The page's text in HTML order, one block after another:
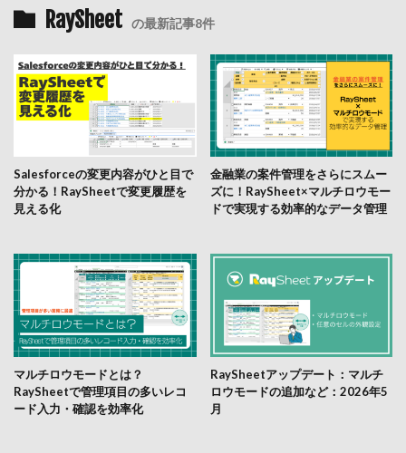
RaySheet の最新記事8件
Salesforceの変更内容がひと目で
分かる！RaySheetで変更履歴を
見える化
金融業の案件管理をさらにスムー
ズに！RaySheet×マルチロウモー
ドで実現する効率的なデータ管理
マルチロウモードとは？
RaySheetで管理項目の多いレコ
ード入力・確認を効率化
RaySheetアップデート：マルチ
ロウモードの追加など：2026年5
月